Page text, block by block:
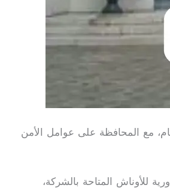
مع المحافظة على عوامل الأمن
للأوناش المتاحة بالشركة،